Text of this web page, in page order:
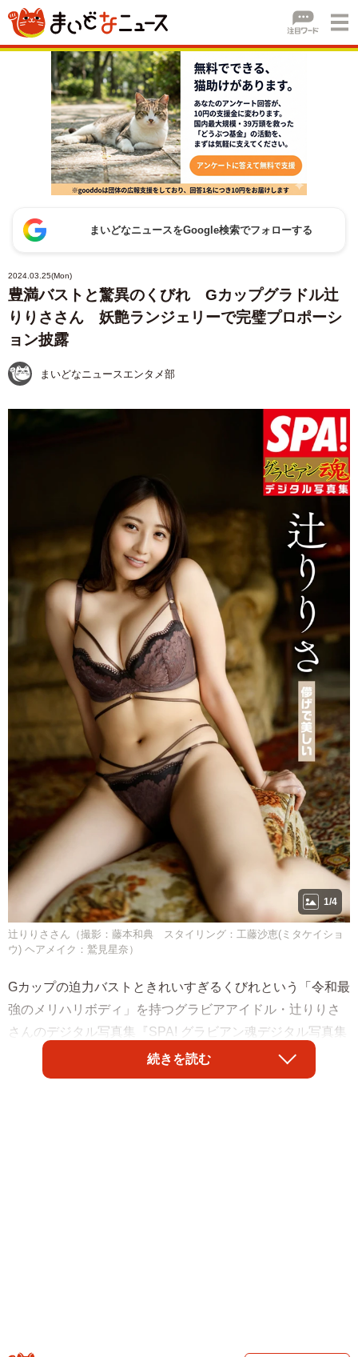
まいどなニュースをGoogle検索でフォローする
2024.03.25(Mon)
豊満バストと驚異のくびれ Gカップグラドル辻
りりささん 妖艶ランジェリーで完璧プロポーシ
ョン披露
まいどなニュースエンタメ部
1/4
辻りりささん（撮影：藤本和典 スタイリング：工藤沙恵(ミタケイショ
ウ) ヘアメイク：鷲見星奈）
Gカップの迫力バストときれいすぎるくびれという「令和最
強のメリハリボディ」を持つグラビアアイドル・辻りりさ
さんのデジタル写真集『SPA! グラビアン魂デジタル写真集
辻りりさ「儚げで美しい」』が発売開始。誌面カットが公
開されました。
続きを読む